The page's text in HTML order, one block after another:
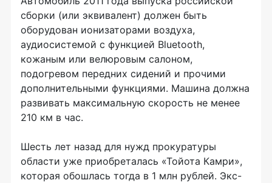
сборки (или эквивалент) должен быть
оборудован ионизаторами воздуха,
аудиосистемой с функцией Bluetooth,
кожаным или велюровым салоном,
подогревом передних сидений и прочими
дополнительными функциями. Машина должна
развивать максимальную скорость не менее
210 км в час.
Шесть лет назад для нужд прокуратуры
области уже приобреталась «Тойота Камри»,
которая обошлась тогда в 1 млн рублей. Экс-